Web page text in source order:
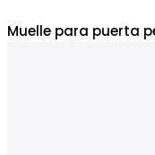
Muelle para puerta